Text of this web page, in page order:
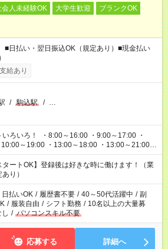
会人未経験OK 大学生歓迎
ブランクOK
日払い・翌日振込OK（規定あり）■現金払い
給あり
/ 駒込駅 / …
16:00 ・9:00～17:00 ・
～19:00 ・13:00～18:00 ・13:00～21:00
相談可能なお仕事も！
教えてください！
タートOK】登録後は好きな時に働けます！（業
り）
日払いOK / 履歴書不要 / 40～50代活躍中 / 副
/ 服装自由 / シフト勤務 / 10名以上の大量募
/ パソコンスキル不要
応募する 詳細へ